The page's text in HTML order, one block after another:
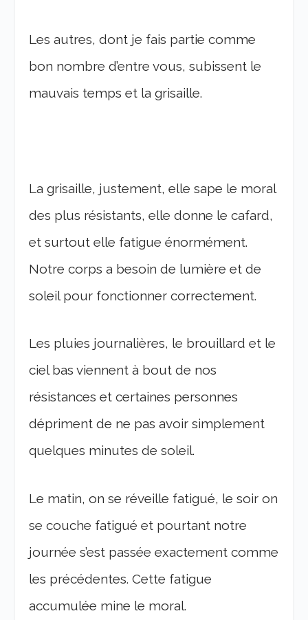
Les autres, dont je fais partie comme
bon nombre d’entre vous, subissent le
mauvais temps et la grisaille.
La grisaille, justement, elle sape le moral
des plus résistants, elle donne le cafard,
et surtout elle fatigue énormément.
Notre corps a besoin de lumière et de
soleil pour fonctionner correctement.
Les pluies journalières, le brouillard et le
ciel bas viennent à bout de nos
résistances et certaines personnes
dépriment de ne pas avoir simplement
quelques minutes de soleil.
Le matin, on se réveille fatigué, le soir on
se couche fatigué et pourtant notre
journée s’est passée exactement comme
les précédentes. Cette fatigue
accumulée mine le moral.